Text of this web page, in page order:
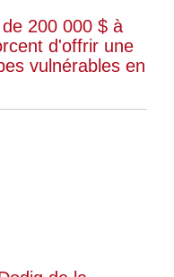
200 000 $ à
d'offrir une
vulnérables en